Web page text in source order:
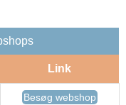
Link
Besøg webshop